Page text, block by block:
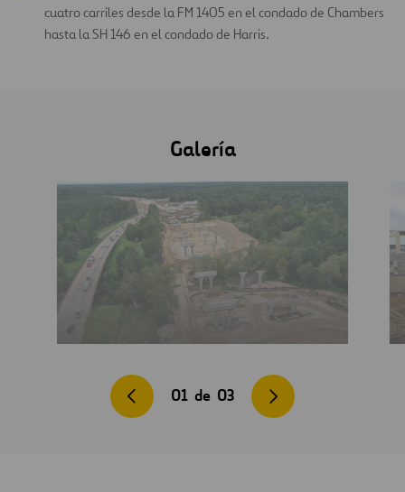
cuatro carriles desde la FM 1405 en el condado de Chambers
hasta la SH 146 en el condado de Harris.
Galería
01 de 03